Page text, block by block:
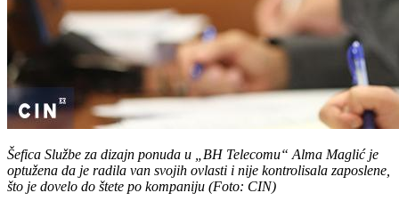
Šefica Službe za dizajn ponuda u „BH Telecomu“ Alma Maglić je
optužena da je radila van svojih ovlasti i nije kontrolisala zaposlene,
što je dovelo do štete po kompaniju (Foto: CIN)